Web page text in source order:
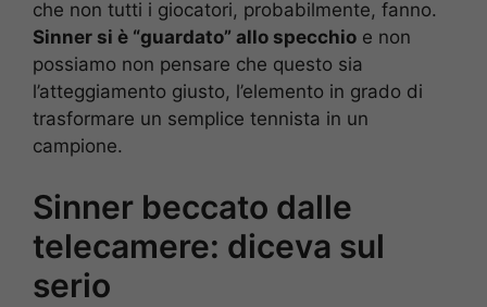
che non tutti i giocatori, probabilmente, fanno.
Sinner si è “guardato” allo specchio e non
possiamo non pensare che questo sia
l’atteggiamento giusto, l’elemento in grado di
trasformare un semplice tennista in un
campione.
Sinner beccato dalle
telecamere: diceva sul
serio